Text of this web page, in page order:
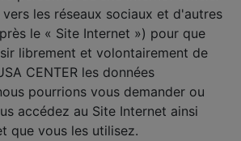
les réseaux sociaux et d'autres
le « Site Internet ») pour que
librement et volontairement de
CENTER les données
pourrions vous demander ou
accédez au Site Internet ainsi
que vous les utilisez.